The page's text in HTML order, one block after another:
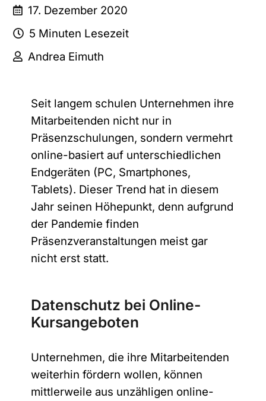
17. Dezember 2020
5 Minuten Lesezeit
Andrea Eimuth
Seit langem schulen Unternehmen ihre
Mitarbeitenden nicht nur in
Präsenzschulungen, sondern vermehrt
online-basiert auf unterschiedlichen
Endgeräten (PC, Smartphones,
Tablets). Dieser Trend hat in diesem
Jahr seinen Höhepunkt, denn aufgrund
der Pandemie finden
Präsenzveranstaltungen meist gar
nicht erst statt.
Datenschutz bei Online-
Kursangeboten
Unternehmen, die ihre Mitarbeitenden
weiterhin fördern wollen, können
mittlerweile aus unzähligen online-